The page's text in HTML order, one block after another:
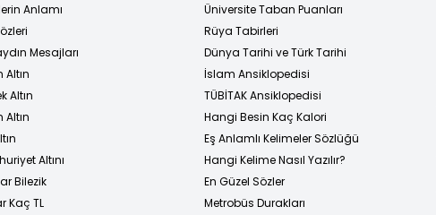
Anlamı
Mesajları
Altın
Altın
Altın
Altını
Bilezik
Kaç TL
Üniversite Taban Puanları
Rüya Tabirleri
Dünya Tarihi ve Türk Tarihi
İslam Ansiklopedisi
TÜBİTAK Ansiklopedisi
Hangi Besin Kaç Kalori
Eş Anlamlı Kelimeler Sözlüğü
Hangi Kelime Nasıl Yazılır?
En Güzel Sözler
Metrobüs Durakları